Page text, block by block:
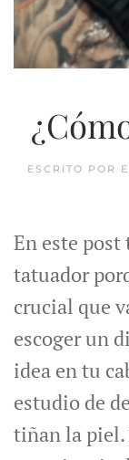
ESCRITO POR
En este
tatuador
crucial que
escoger un
idea en tu
estudio de
tiñan la piel.